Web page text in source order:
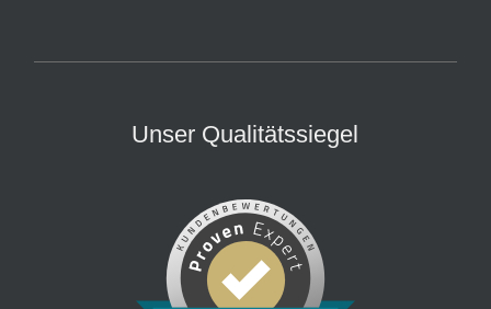
Unser Qualitätssiegel